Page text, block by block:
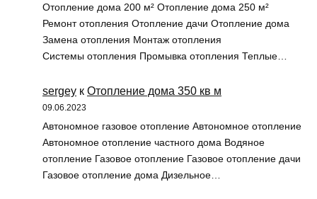
Отопление дома 200 м² Отопление дома 250 м²
Ремонт отопления Отопление дачи Отопление дома
Замена отопления Монтаж отопления
Системы отопления Промывка отопления Теплые…
sergey к Отопление дома 350 кв м
09.06.2023
Автономное газовое отопление Автономное отопление
Автономное отопление частного дома Водяное
отопление Газовое отопление Газовое отопление дачи
Газовое отопление дома Дизельное…